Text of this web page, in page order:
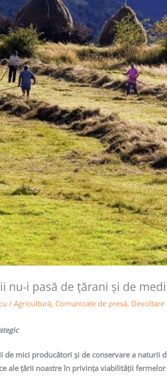
nu-i pasă de țărani și de
/ Agricultură, Comunicate de presă, Devoltare
de mici producători și de conservare a naturii
ale țării noastre în privința viabilității